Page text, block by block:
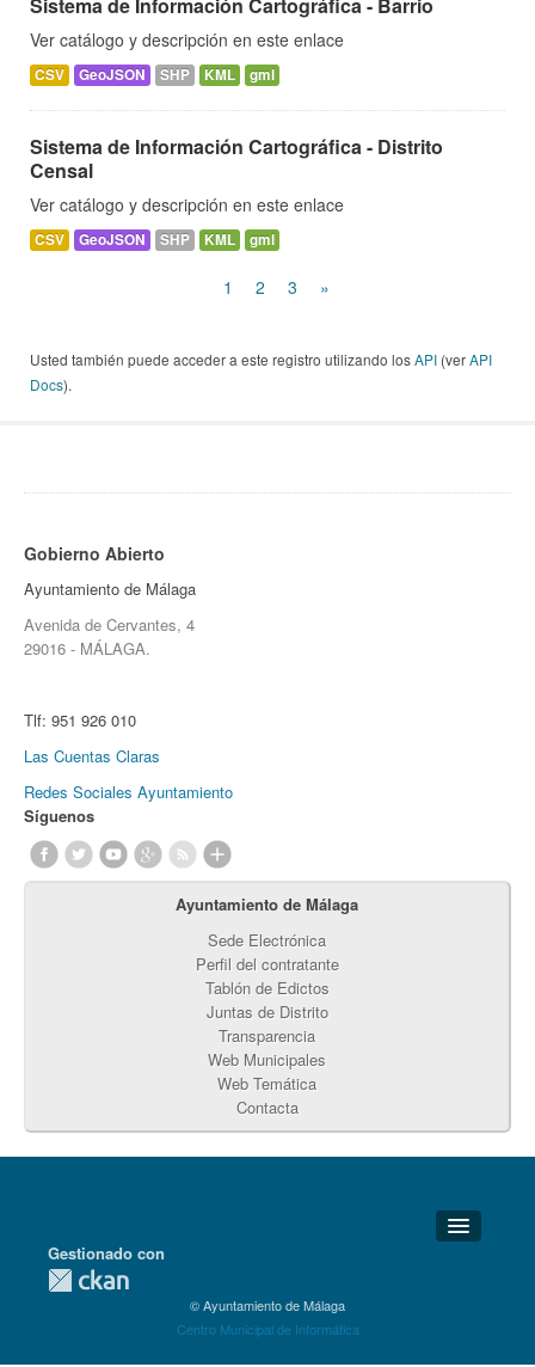
Sistema de Información Cartográfica - Barrio
Ver catálogo y descripción en este enlace
CSV GeoJSON SHP KML gml
Sistema de Información Cartográfica - Distrito
Censal
Ver catálogo y descripción en este enlace
CSV GeoJSON SHP KML gml
1 2 3 »
Usted también puede acceder a este registro utilizando losAPI (verAPI
Docs).
Gobierno Abierto
Ayuntamiento de Málaga
Avenida de Cervantes, 4
29016 - MÁLAGA.
Tlf: 951 926 010
Las Cuentas Claras
Redes Sociales Ayuntamiento
Síguenos
Ayuntamiento de Málaga
Sede Electrónica
Perfil del contratante
Tablón de Edictos
Juntas de Distrito
Transparencia
Web Municipales
Web Temática
Contacta
Detalles Técnicos
Gestionado con
© Ayuntamiento de Málaga
Centro Municipal de Informática